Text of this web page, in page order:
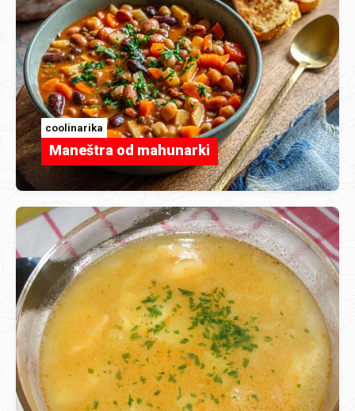
coolinarika
Maneštra od mahunarki